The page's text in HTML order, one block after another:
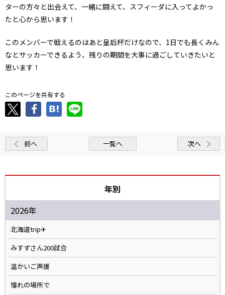
ターの方々と出会えて、一緒に闘えて、スフィーダに入ってよかっ
たと心から思います！
このメンバーで戦えるのはあと皇后杯だけなので、1日でも長くみん
なとサッカーできるよう、残りの期間を大事に過ごしていきたいと
思います！
このページを共有する
前へ 一覧へ 次へ
年別
2026年
北海道trip✈
みすずさん200試合
温かいご声援
憧れの場所で